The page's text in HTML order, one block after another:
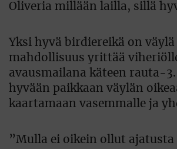
Oliveria millään lailla, sillä
Yksi hyvä birdiereikä on
mahdollisuus yrittää
avausmailana käteen rauta-
hyvään paikkaan väylän
kaartamaan vasemmalle ja
”Mulla ei oikein ollut